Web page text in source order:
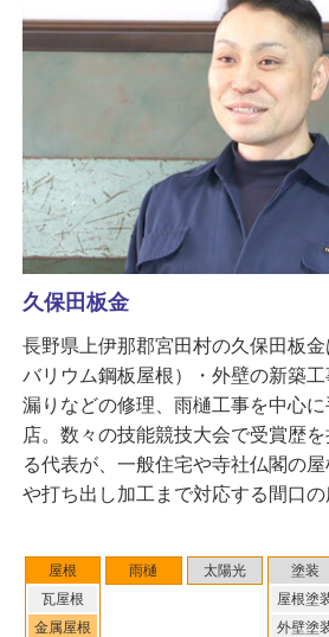
屋根
瓦屋根
金属屋根
雨樋 太陽光
塗装
屋根塗
外壁塗
久保田板金
長野県上伊那郡宮田村の久保田板
バリウム鋼板屋根）・外壁の新築
漏りなどの修理、雨樋工事を中心
店。数々の技能競技大会で受賞歴
る代表が、一般住宅や寺社仏閣の
や打ち出し加工まで対応する間口の